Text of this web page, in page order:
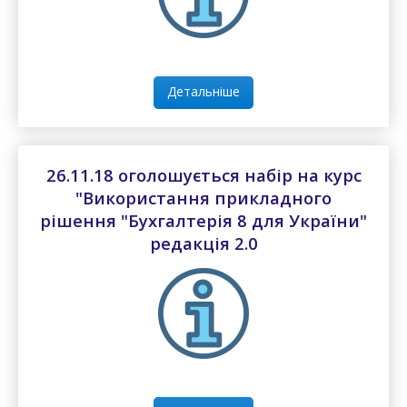
Детальніше
26.11.18 оголошується набір на курс
"Використання прикладного
рішення "Бухгалтерія 8 для України"
редакція 2.0